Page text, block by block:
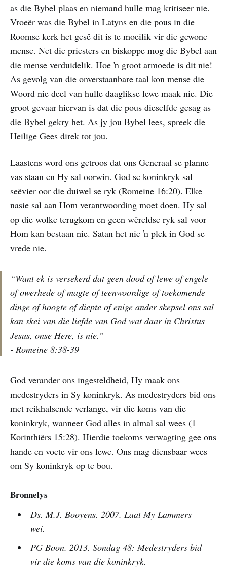
as die Bybel plaas en niemand hulle mag kritiseer nie.
Vroeër was die Bybel in Latyns en die pous in die
Roomse kerk het gesê dit is te moeilik vir die gewone
mense. Net die priesters en biskoppe mog die Bybel aan
die mense verduidelik. Hoe ŉ groot armoede is dit nie!
As gevolg van die onverstaanbare taal kon mense die
Woord nie deel van hulle daaglikse lewe maak nie. Die
groot gevaar hiervan is dat die pous dieselfde gesag as
die Bybel gekry het. As jy jou Bybel lees, spreek die
Heilige Gees direk tot jou.
Laastens word ons getroos dat ons Generaal se planne
vas staan en Hy sal oorwin. God se koninkryk sal
seëvier oor die duiwel se ryk (Romeine 16:20). Elke
nasie sal aan Hom verantwoording moet doen. Hy sal
op die wolke terugkom en geen wêreldse ryk sal voor
Hom kan bestaan nie. Satan het nie ŉ plek in God se
vrede nie.
“Want ek is versekerd dat geen dood of lewe of engele
of owerhede of magte of teenwoordige of toekomende
dinge of hoogte of diepte of enige ander skepsel ons sal
kan skei van die liefde van God wat daar in Christus
Jesus, onse Here, is nie.”
- Romeine 8:38-39
God verander ons ingesteldheid, Hy maak ons
medestryders in Sy koninkryk. As medestryders bid ons
met reikhalsende verlange, vir die koms van die
koninkryk, wanneer God alles in almal sal wees (1
Korinthiërs 15:28). Hierdie toekoms verwagting gee ons
hande en voete vir ons lewe. Ons mag diensbaar wees
om Sy koninkryk op te bou.
Bronnelys
Ds. M.J. Booyens. 2007. Laat My Lammers
wei.
PG Boon. 2013. Sondag 48: Medestryders bid
vir die koms van die koninkryk.